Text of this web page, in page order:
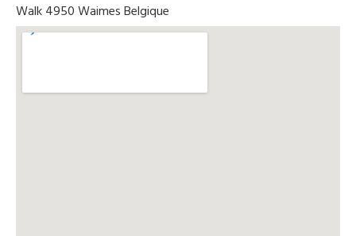
Walk 4950 Waimes Belgique